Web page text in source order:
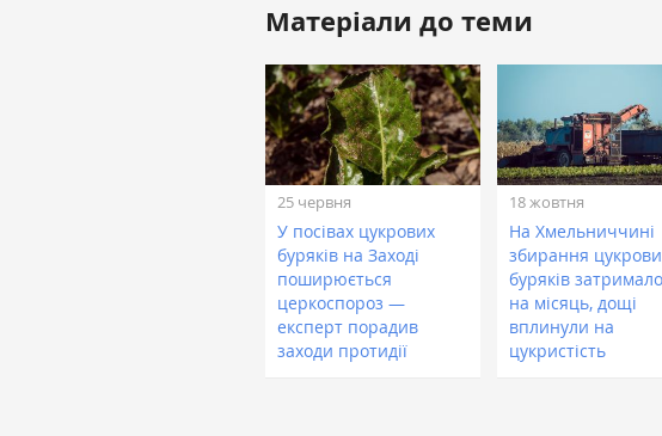
Матеріали до теми
25 червня
У посівах цукрових
буряків на Заході
поширюється
церкоспороз —
експерт порадив
заходи протидії
18 жовтня
На Хмельниччині
збирання
буряків
на місяць, дощі
вплинули на
цукристість